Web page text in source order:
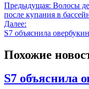
Предыдущая: Волосы
после купания в
Далее:
S7 объяснила
Похожие
S7 объяснила